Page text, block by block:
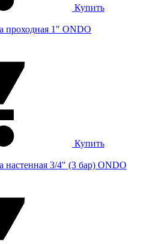
Купить
проходная 1" ONDO
Купить
настенная 3/4" (3 бар) ONDO